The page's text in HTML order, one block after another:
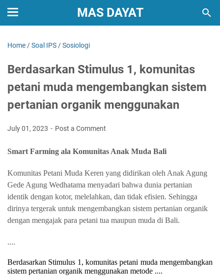
MAS DAYAT
Home /Soal IPS /Sosiologi
Berdasarkan Stimulus 1, komunitas
petani muda mengembangkan sistem
pertanian organik menggunakan
July 01, 2023 Post a Comment
Smart Farming ala Komunitas Anak Muda Bali
Komunitas Petani Muda Keren yang didirikan oleh Anak Agung
Gede Agung Wedhatama menyadari bahwa dunia pertanian
identik dengan kotor, melelahkan, dan tidak efisien. Sehingga
dirinya tergerak untuk mengembangkan sistem pertanian organik
dengan mengajak para petani tua maupun muda di Bali.
....
Berdasarkan Stimulus 1, komunitas petani muda mengembangkan
sistem pertanian organik menggunakan metode ....